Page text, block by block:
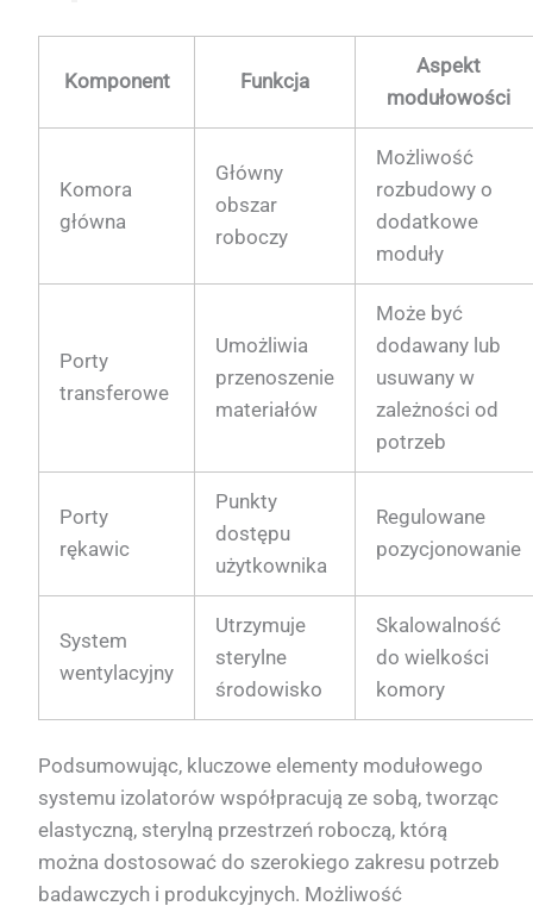
Komponent Funkcja
Aspekt
modułowości
Komora
główna
Główny
obszar
roboczy
Możliwość
rozbudowy o
dodatkowe
moduły
Porty
transferowe
Umożliwia
przenoszenie
materiałów
Może być
dodawany lub
usuwany w
zależności od
potrzeb
Porty
rękawic
Punkty
dostępu
użytkownika
Regulowane
pozycjonowanie
System
wentylacyjny
Utrzymuje
sterylne
środowisko
Skalowalność
do wielkości
komory
Podsumowując, kluczowe elementy modułowego
systemu izolatorów współpracują ze sobą, tworząc
elastyczną, sterylną przestrzeń roboczą, którą
można dostosować do szerokiego zakresu potrzeb
badawczych i produkcyjnych. Możliwość